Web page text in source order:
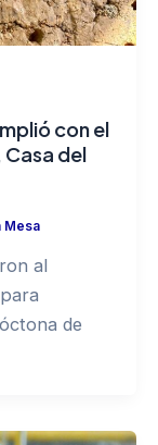
con el
del
Mesa
al
de